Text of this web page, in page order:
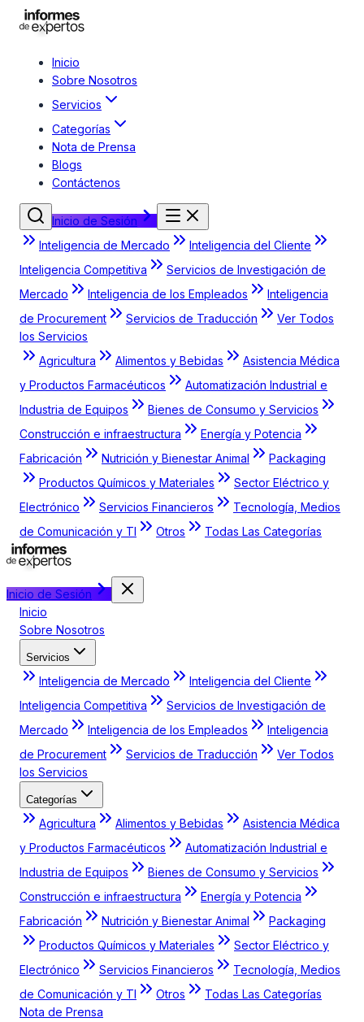
Inicio
Sobre Nosotros
Servicios
Categorías
Nota de Prensa
Blogs
Contáctenos
Inicio de Sesión
Inteligencia de Mercado
Inteligencia del Cliente
Inteligencia Competitiva
Servicios de Investigación de
Mercado
Inteligencia de los Empleados
Inteligencia
de Procurement
Servicios de Traducción
Ver Todos
los Servicios
Agricultura
Alimentos y Bebidas
Asistencia Médica
y Productos Farmacéuticos
Automatización Industrial e
Industria de Equipos
Bienes de Consumo y Servicios
Construcción e infraestructura
Energía y Potencia
Fabricación
Nutrición y Bienestar Animal
Packaging
Productos Químicos y Materiales
Sector Eléctrico y
Electrónico
Servicios Financieros
Tecnología, Medios
de Comunicación y TI
Otros Todas Las Categorías
Inicio de Sesión
Inicio
Sobre Nosotros
Servicios
Inteligencia de Mercado
Inteligencia del Cliente
Inteligencia Competitiva
Servicios de Investigación de
Mercado
Inteligencia de los Empleados
Inteligencia
de Procurement
Servicios de Traducción
Ver Todos
los Servicios
Categorías
Agricultura Alimentos y Bebidas
Asistencia Médica
y Productos Farmacéuticos
Automatización Industrial e
Industria de Equipos
Bienes de Consumo y Servicios
Construcción e infraestructura
Energía y Potencia
Fabricación
Nutrición y Bienestar Animal
Packaging
Productos Químicos y Materiales
Sector Eléctrico y
Electrónico
Servicios Financieros
Tecnología, Medios
de Comunicación y TI
Otros
Todas Las Categorías
Nota de Prensa